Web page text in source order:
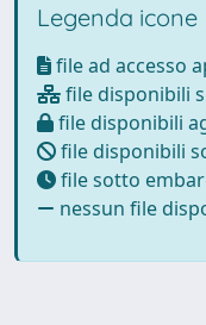
Legenda icone
file ad accesso
file disponibili
file disponibili
file disponibili
file sotto
nessun file